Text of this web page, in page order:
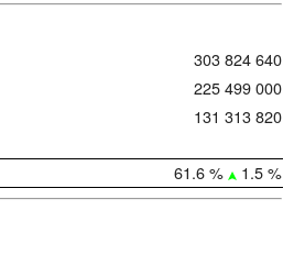
303 824 640
225 499 000
131 313 820
61.6 % 1.5 %